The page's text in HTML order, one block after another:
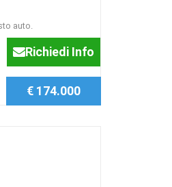
auto.
Richiedi Info
€ 174.000